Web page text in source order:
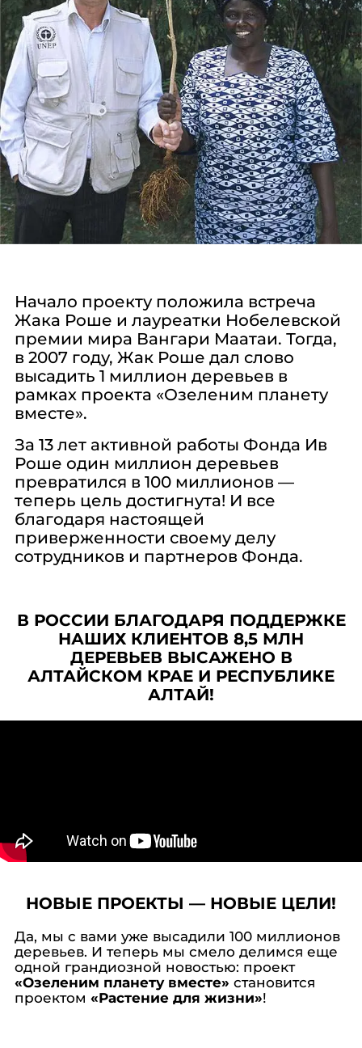
Начало проекту положила встреча
Жака Роше и лауреатки Нобелевской
премии мира Вангари Маатаи. Тогда,
в 2007 году, Жак Роше дал слово
высадить 1 миллион деревьев в
рамках проекта «Озеленим планету
вместе».
За 13 лет активной работы Фонда Ив
Роше один миллион деревьев
превратился в 100 миллионов —
теперь цель достигнута! И все
благодаря настоящей
приверженности своему делу
сотрудников и партнеров Фонда.
В РОССИИ БЛАГОДАРЯ ПОДДЕРЖКЕ
НАШИХ КЛИЕНТОВ 8,5 МЛН
ДЕРЕВЬЕВ ВЫСАЖЕНО В
АЛТАЙСКОМ КРАЕ И РЕСПУБЛИКЕ
АЛТАЙ!
НОВЫЕ ПРОЕКТЫ — НОВЫЕ ЦЕЛИ!
Да, мы с вами уже высадили 100 миллионов
деревьев. И теперь мы смело делимся еще
одной грандиозной новостью: проект
«Озеленим планету вместе» становится
проектом «Растение для жизни»!